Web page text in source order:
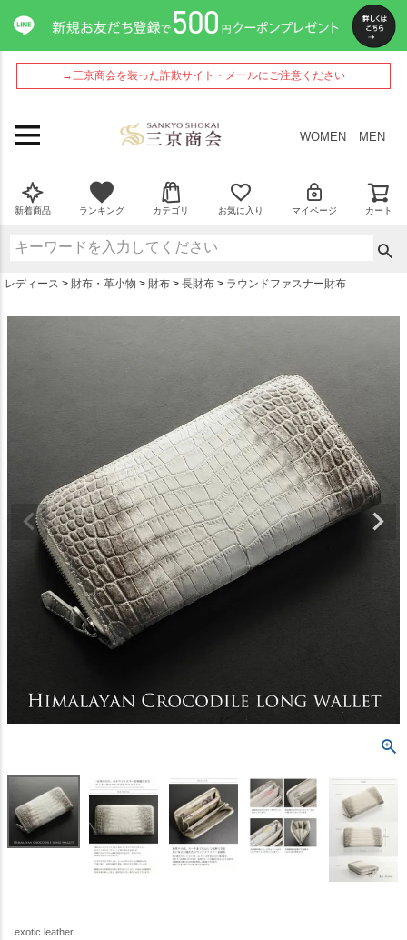
→三京商会を装った詐欺サイト・メールにご注意ください
WOMEN MEN
新着商品 ランキング カテゴリ お気に入り マイページ カート
レディース 財布・革小物 財布 長財布 ラウンドファスナー財布
exotic leather
ペー
ジト
ップ
へ